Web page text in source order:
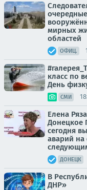
мирных
областей
ОФИЦ.
класс по
День
СМИ
Елена
Донецкое
сегодня
аварий на
ДОНЕЦК
В
ДНР»